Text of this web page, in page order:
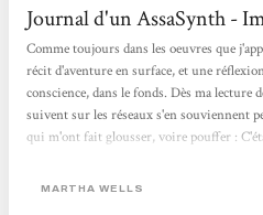
Journal d'un AssaSynth -
Comme toujours dans les oeuvres que
récit d'aventure en surface, et une
conscience, dans le fonds. Dès ma lecture
suivent sur les réseaux s'en souviennent
qui m'ont fait glousser, voire pouffer :
étaient tous tellement gentils que ça en
MARTHA WELLS